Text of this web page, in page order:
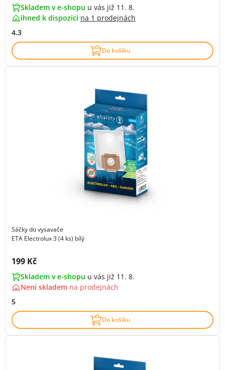
Skladem v e-shopu u vás již 11. 8.
ihned k dispozici na 1 prodejnách
4.3
Do košíku
Sáčky do vysavače
ETA Electrolux 3 (4 ks) bílý
Cena s DPH:
199 Kč
Skladem v e-shopu u vás již 11. 8.
Není skladem na prodejnách
5
Do košíku